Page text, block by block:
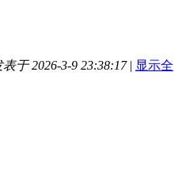
表于 2026-3-9 23:38:17 | 显示全